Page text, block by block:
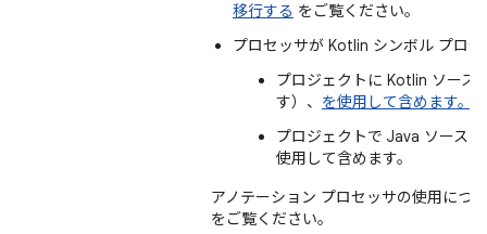
移行する をご覧ください。
プロセッサが Kotlin シンボル プロ
プロジェクトに Kotlin ソース
す）、 を使用して含めます。
プロジェクトで Java ソース
使用して含めます。
アノテーション プロセッサの使用につ
をご覧ください。